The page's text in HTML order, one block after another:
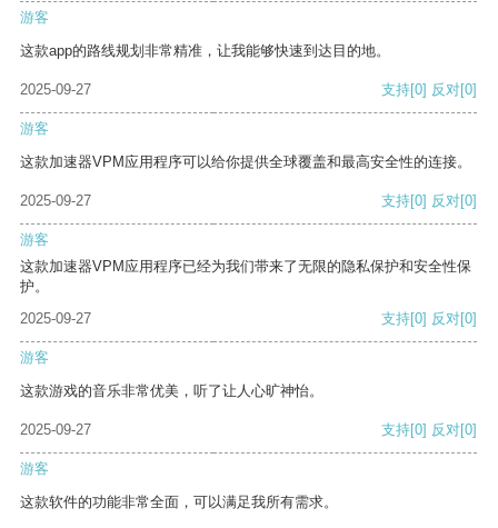
游客
这款app的路线规划非常精准，让我能够快速到达目的地。
2025-09-27 支持[0] 反对[0]
游客
这款加速器VPM应用程序可以给你提供全球覆盖和最高安全性的连接。
2025-09-27 支持[0] 反对[0]
游客
这款加速器VPM应用程序已经为我们带来了无限的隐私保护和安全性保
护。
2025-09-27
支持[0] 反对[0]
游客
这款游戏的音乐非常优美，听了让人心旷神怡。
2025-09-27 支持[0] 反对[0]
游客
这款软件的功能非常全面，可以满足我所有需求。